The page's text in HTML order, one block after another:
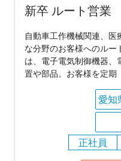
新卒 ルート営業
自動車工作機械関連、医
な分野のお客様へのル
は、電子電気制御機器、
置や部品。お客様を定期
愛知
正社員